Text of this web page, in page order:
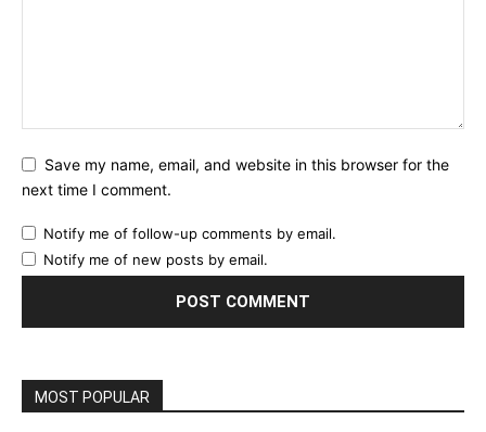
Save my name, email, and website in this browser for the
next time I comment.
Notify me of follow-up comments by email.
Notify me of new posts by email.
MOST POPULAR